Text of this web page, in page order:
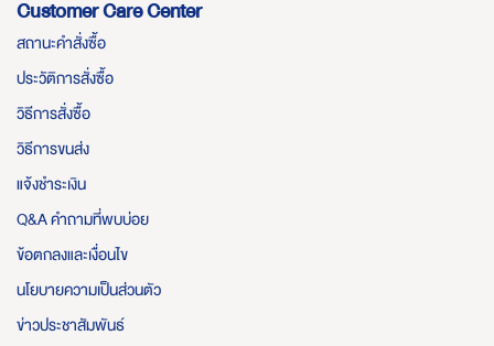
Customer Care Center
สถานะคำสั่งซื้อ
ประวัติการสั่งซื้อ
วิธีการสั่งซื้อ
วิธีการขนส่ง
แจ้งชำระเงิน
Q&A คำถามที่พบบ่อย
ข้อตกลงและเงื่อนไข
นโยบายความเป็นส่วนตัว
ข่าวประชาสัมพันธ์